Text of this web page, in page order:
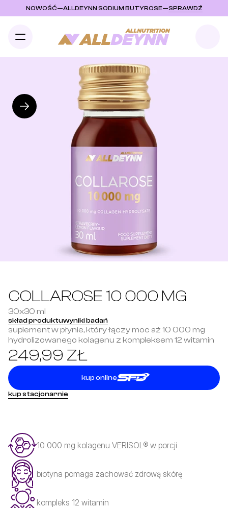
NOWOŚĆ—ALLDEYNN SODIUM BUTYROSE—SPRAWDŹ
COLLAROSE 10 000 MG
30x30 ml
skład produktuwyniki badań
suplement w płynie, który łączy moc aż 10 000 mg
hydrolizowanego kolagenu z kompleksem 12 witamin
249,99 ZŁ
kup online
kup stacjonarnie
10 000 mg kolagenu VERISOL® w porcji
biotyna pomaga zachować zdrową skórę
kompleks 12 witamin